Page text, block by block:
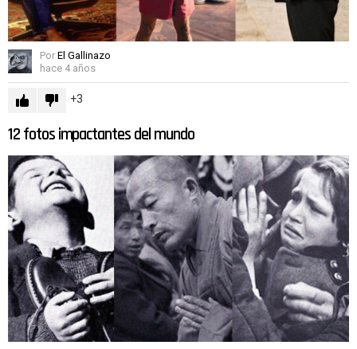
Por El Gallinazo
hace 4 años
3
12 fotos impactantes del mundo